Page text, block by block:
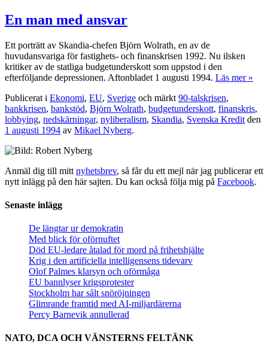
En man med ansvar
Ett porträtt av Skandia-chefen Björn Wolrath, en av de
huvudansvariga för fastighets- och finanskrisen 1992. Nu ilsken
kritiker av de statliga budgetunderskott som uppstod i den
efterföljande depressionen. Aftonbladet 1 augusti 1994. Läs mer »
Publicerat i Ekonomi, EU, Sverige och märkt 90-talskrisen,
bankkrisen, bankstöd, Björn Wolrath, budgetunderskott, finanskris,
lobbying, nedskärningar, nyliberalism, Skandia, Svenska Kredit den
1 augusti 1994 av Mikael Nyberg.
Anmäl dig till mitt nyhetsbrev, så får du ett mejl när jag publicerar ett
nytt inlägg på den här sajten. Du kan också följa mig på Facebook.
Senaste inlägg
De längtar ur demokratin
Med blick för oförnuftet
Död EU-ledare åtalad för mord på frihetshjälte
Krig i den artificiella intelligensens tidevarv
Olof Palmes klarsyn och oförmåga
EU bannlyser krigsprotester
Stockholm har sålt snöröjningen
Glimrande framtid med AI-miljardärerna
Percy Barnevik annullerad
NATO, DCA OCH VÄNSTERNS FELTÄNK